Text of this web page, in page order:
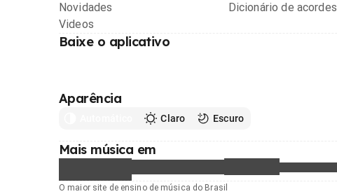
Novidades
Videos
Dicionário de acordes
Baixe o aplicativo
Aparência
Claro Escuro
Mais música em
O maior site de ensino de música do Brasil